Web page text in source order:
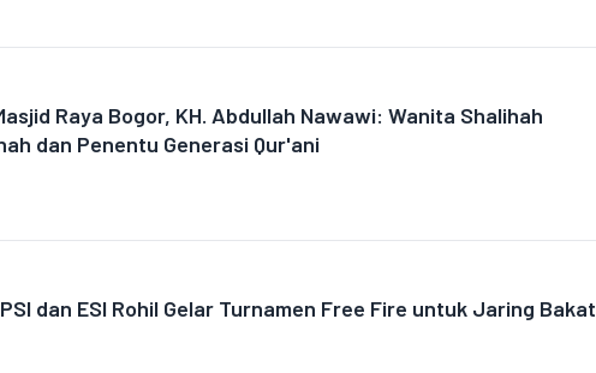
Raya Bogor, KH. Abdullah Nawawi: Wanita Shalihah
dan Penentu Generasi Qur'ani
dan ESI Rohil Gelar Turnamen Free Fire untuk Jaring Bakat